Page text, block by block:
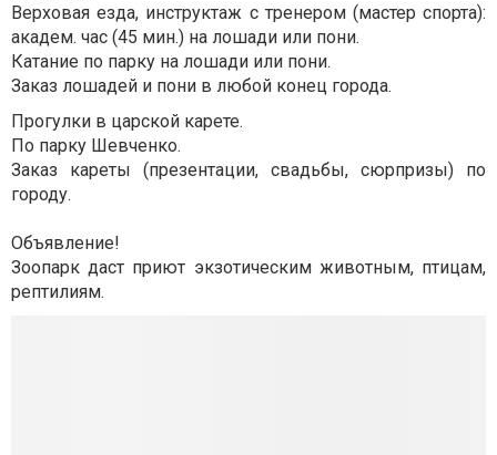
Верховая езда, инструктаж с тренером (мастер спорта):
академ. час (45 мин.) на лошади или пони.
Катание по парку на лошади или пони.
Заказ лошадей и пони в любой конец города.
Прогулки в царской карете.
По парку Шевченко.
Заказ кареты (презентации, свадьбы, сюрпризы) по
городу.
Объявление!
Зоопарк даст приют экзотическим животным, птицам,
рептилиям.